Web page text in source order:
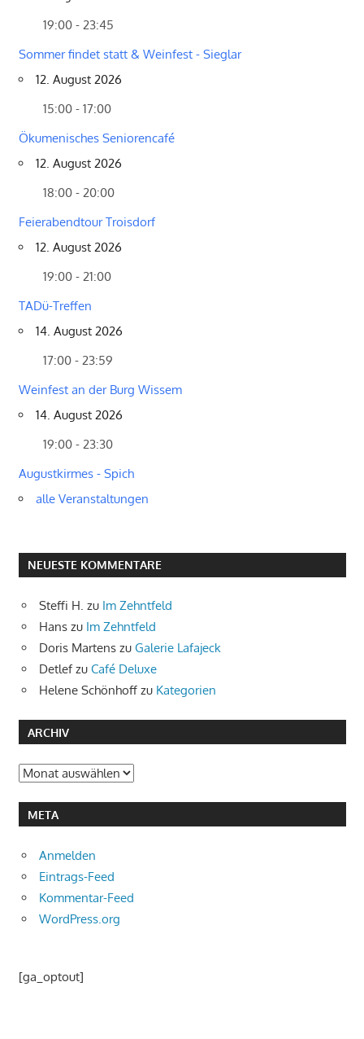
19:00 - 23:45
Sommer findet statt & Weinfest - Sieglar
12. August 2026
15:00 - 17:00
Ökumenisches Seniorencafé
12. August 2026
18:00 - 20:00
Feierabendtour Troisdorf
12. August 2026
19:00 - 21:00
TADü-Treffen
14. August 2026
17:00 - 23:59
Weinfest an der Burg Wissem
14. August 2026
19:00 - 23:30
Augustkirmes - Spich
alle Veranstaltungen
NEUESTE KOMMENTARE
Steffi H. zu Im Zehntfeld
Hans zu Im Zehntfeld
Doris Martens zu Galerie Lafajeck
Detlefzu Café Deluxe
Helene Schönhoff zu Kategorien
ARCHIV
Archiv
META
Anmelden
Eintrags-Feed
Kommentar-Feed
WordPress.org
[ga_optout]